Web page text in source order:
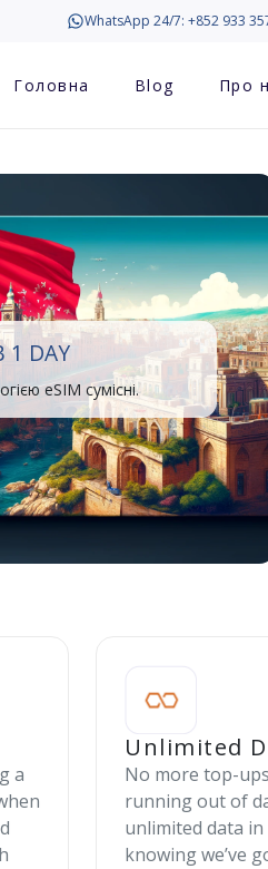
WhatsApp 24/7: +852 933
Головна Blog Про
1 DAY
eSIM сумісні.
a
Unlimited
No more top-
running out of
unlimited data
knowing we’ve